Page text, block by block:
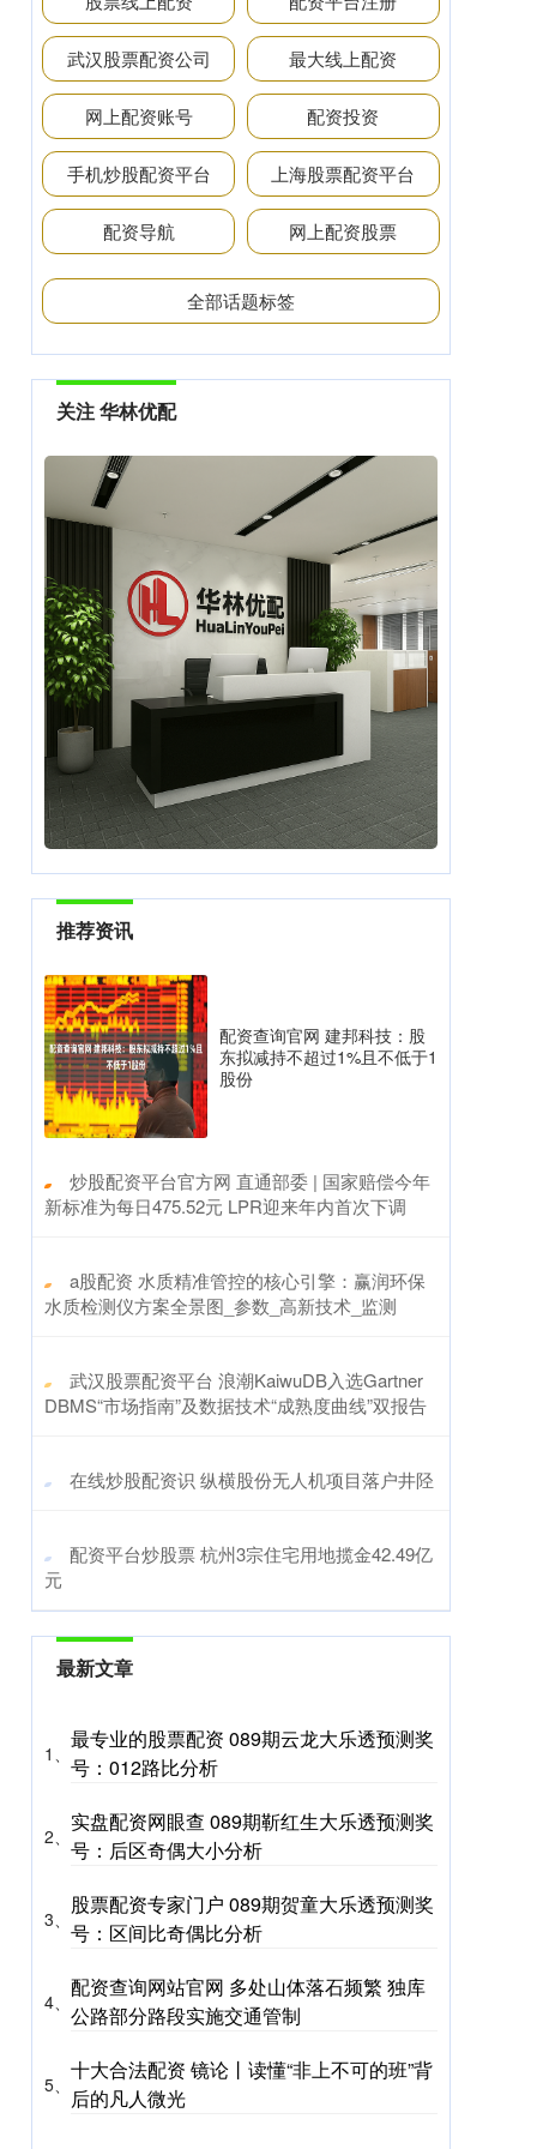
武汉股票配资公司 最大线上配资
网上配资账号 配资投资
手机炒股配资平台 上海股票配资平台
配资导航 网上配资股票
全部话题标签
关注 华林优配
推荐资讯
配资查询官网 建邦科技：股
东拟减持不超过1%且不低于1
股份
​炒股配资平台官方网 直通部委 | 国家赔偿今年
新标准为每日475.52元 LPR迎来年内首次下调
​a股配资 水质精准管控的核心引擎：赢润环保
水质检测仪方案全景图_参数_高新技术_监测
​武汉股票配资平台 浪潮KaiwuDB入选Gartner
DBMS“市场指南”及数据技术“成熟度曲线”双报告
​在线炒股配资识 纵横股份无人机项目落户井陉
​配资平台炒股票 杭州3宗住宅用地揽金42.49亿
元
最新文章
1、
最专业的股票配资 089期云龙大乐透预测奖
号：012路比分析
2、
实盘配资网眼查 089期靳红生大乐透预测奖
号：后区奇偶大小分析
3、
股票配资专家门户 089期贺童大乐透预测奖
号：区间比奇偶比分析
4、
配资查询网站官网 多处山体落石频繁 独库
公路部分路段实施交通管制
5、
十大合法配资 镜论丨读懂“非上不可的班”背
后的凡人微光